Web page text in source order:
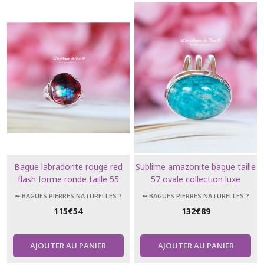
Bague labradorite rouge red
flash forme ronde taille 55
➻ BAGUES PIERRES NATURELLES ?
115€54
AJOUTER AU PANIER
Sublime amazonite bague taille
57 ovale collection luxe
➻ BAGUES PIERRES NATURELLES ?
132€89
AJOUTER AU PANIER